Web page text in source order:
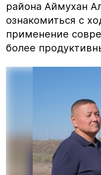
района Аймухан
ознакомиться с
применение
более